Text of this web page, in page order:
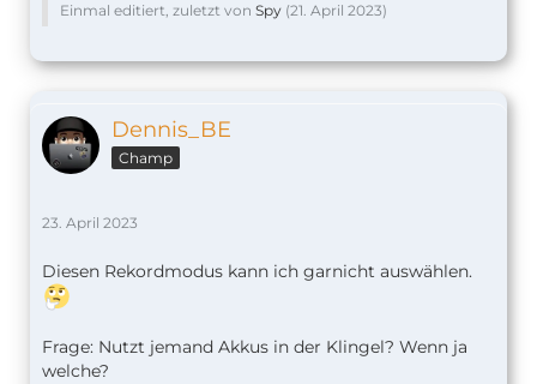
Einmal editiert, zuletzt von Spy (21. April 2023)
Dennis_BE
Champ
23. April 2023
Diesen Rekordmodus kann ich garnicht auswählen.
Frage: Nutzt jemand Akkus in der Klingel? Wenn ja
welche?